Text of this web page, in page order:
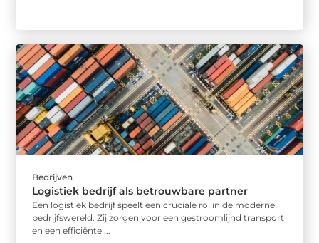
Bedrijven
Logistiek bedrijf als betrouwbare partner
Een logistiek bedrijf speelt een cruciale rol in de moderne
bedrijfswereld. Zij zorgen voor een gestroomlijnd transport
en een efficiënte ...